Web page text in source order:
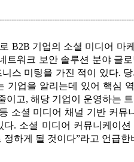
B2B 기업의 소셜 미디어 마
트워크 보안 솔루션 분야 글
스 미팅을 가진 적이 있다.
기업을 알리는데 있어 핵심
이고, 해당 기업이 운영하는
소셜 미디어 채널 기반 커뮤
다. 소셜 미디어 커뮤니케이
정하게 될 것이다”라고 언급한